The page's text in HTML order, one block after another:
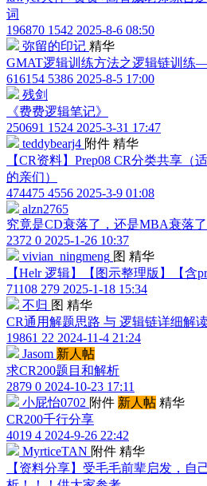
词
196870 1542 2025-8-6 08:50
弥留的印记 精华
GMAT逻辑训练方法之逻辑链训
616154 5386 2025-8-5 17:00
残剑
《费费逻辑笔记》
250691 1524 2025-3-31 17:47
teddybearj4 附件 精华
【CR资料】Prep08 CR分类共享（
的亲们）
474475 4556 2025-3-9 01:08
alzn2765
究竟是CD衰落了，还是MBA衰落了
2372 0 2025-1-26 10:37
vivian_ningmeng 图 精华
【Helr 逻辑】【图示整理版】【含
71108 279 2025-1-18 15:34
不归 图 精华
CR通用解题思路 与 逻辑链详细解
19861 22 2024-11-4 21:24
Jasom 新人帖
求CR200题目和解析
2879 0 2024-10-23 17:11
小屁怡0702 附件 新人帖 精华
CR200千行分享
4019 4 2024-9-26 22:42
MyrticeTAN 附件 精华
【资料分享】受毛毛前辈启发，自